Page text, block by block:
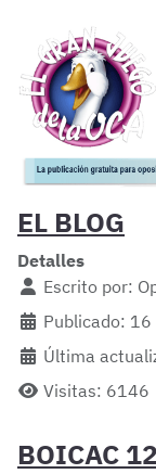
EL BLOG
Detalles
Escrito por:
Publicado:
Última
Visitas: 6146
BOICAC